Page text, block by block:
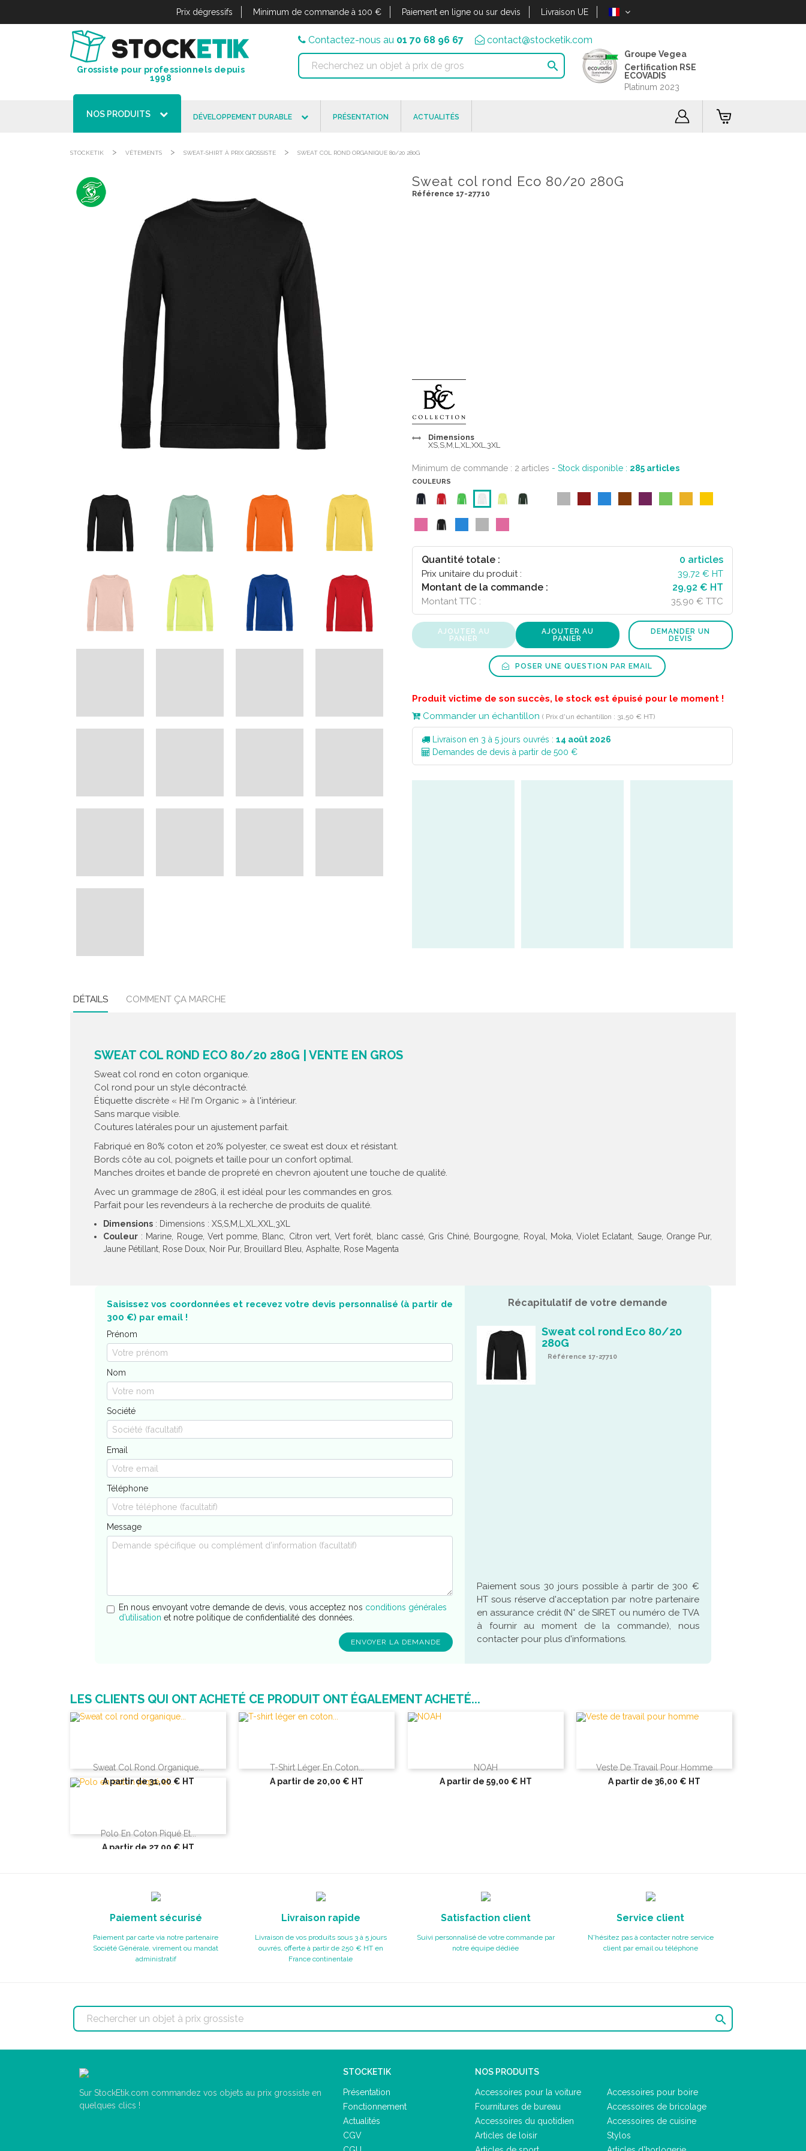
Prix dégressifs Minimum de commande à 100 € Paiement en ligne ou sur devis Livraison UE
Grossiste pour professionnels depuis
1998
Contactez-nous au 01 70 68 96 67 contact@stocketik.com

Groupe Vegea
Certification RSE
ECOVADIS
Platinum 2023
NOS PRODUITS DÉVELOPPEMENT DURABLE PRÉSENTATION ACTUALITÉS
STOCKETIK > VÊTEMENTS > SWEAT-SHIRT À PRIX GROSSISTE > SWEAT COL ROND ORGANIQUE 80/20 280G
Sweat col rond Eco 80/20 280G
Référence 17-27710
Dimensions
XS,S,M,L,XL,XXL,3XL
Minimum de commande : 2 articles - Stock disponible : 285 articles
COULEURS
Quantité totale : 0 articles
Prix unitaire du produit : 39,72 € HT
Montant de la commande : 29,92 € HT
Montant TTC : 35,90 € TTC
AJOUTER AU
PANIER
AJOUTER AU
PANIER
DEMANDER UN
DEVIS
POSER UNE QUESTION PAR EMAIL
Produit victime de son succès, le stock est épuisé pour le moment !
Commander un échantillon ( Prix d'un échantillon : 31,50 € HT)
Livraison en 3 à 5 jours ouvrés : 14 août 2026
Demandes de devis à partir de 500 €
DÉTAILS COMMENT ÇA MARCHE
SWEAT COL ROND ECO 80/20 280G | VENTE EN GROS
Sweat col rond en coton organique.
Col rond pour un style décontracté.
Étiquette discrète « Hi! I'm Organic » à l'intérieur.
Sans marque visible.
Coutures latérales pour un ajustement parfait.
Fabriqué en 80% coton et 20% polyester, ce sweat est doux et résistant.
Bords côte au col, poignets et taille pour un confort optimal.
Manches droites et bande de propreté en chevron ajoutent une touche de qualité.
Avec un grammage de 280G, il est idéal pour les commandes en gros.
Parfait pour les revendeurs à la recherche de produits de qualité.
Dimensions : Dimensions : XS,S,M,L,XL,XXL,3XL
Couleur : Marine, Rouge, Vert pomme, Blanc, Citron vert, Vert forêt, blanc cassé, Gris Chiné, Bourgogne, Royal, Moka, Violet Eclatant, Sauge, Orange Pur,
Jaune Pétillant, Rose Doux, Noir Pur, Brouillard Bleu, Asphalte, Rose Magenta
Saisissez vos coordonnées et recevez votre devis personnalisé (à partir de
300 €) par email !
Prénom
Nom
Société
Email
Téléphone
Message
En nous envoyant votre demande de devis, vous acceptez nos conditions générales
d’utilisation et notre politique de confidentialité des données.
Récapitulatif de votre demande
Sweat col rond Eco 80/20
280G
Référence 17-27710
Paiement sous 30 jours possible à partir de 300 €
HT sous réserve d'acceptation par notre partenaire
en assurance crédit (N° de SIRET ou numéro de TVA
à fournir au moment de la commande), nous
contacter pour plus d'informations.
LES CLIENTS QUI ONT ACHETÉ CE PRODUIT ONT ÉGALEMENT ACHETÉ...
Sweat Col Rond Organique...
A partir de31,00 € HT
T-Shirt Léger En Coton...
A partir de 20,00 € HT
NOAH
A partir de 59,00 € HT
Veste De Travail Pour Homme
A partir de 36,00 € HT
Polo En Coton Piqué Et...
A partir de 27,00 € HT
Paiement sécurisé
Paiement par carte via notre partenaire
Société Générale, virement ou mandat
administratif
Livraison rapide
Livraison de vos produits sous 3 à 5 jours
ouvrés, offerte à partir de 250 € HT en
France continentale
Satisfaction client
Suivi personnalisé de votre commande par
notre équipe dédiée
Service client
N'hésitez pas à contacter notre service
client par email ou téléphone

Sur StockEtik.com commandez vos objets au prix grossiste en
quelques clics !
STOCKETIK
Présentation
Fonctionnement
Actualités
CGV
NOS PRODUITS
Accessoires pour la voiture
Fournitures de bureau
Accessoires du quotidien
Articles de loisir
Accessoires pour boire
Accessoires de bricolage
Accessoires de cuisine
Stylos